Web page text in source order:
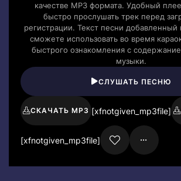
качестве MP3 формата. Удобный
быстро прослушать трек перед
регистрации. Текст песни добавленный
сможете использовать во время
быстрого ознакомления с
музыки.
СЛУШАТЬ ПЕСНЮ
СКАЧАТЬ MP3 [xfnotgiven_mp3file]
[xfnotgiven_mp3file]